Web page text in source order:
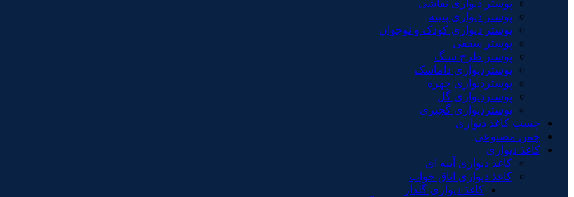
پوستر دیواری نقاشی
پوستر دیواری پتینه
پوستر دیواری کودک و نوجوان
پوستر سقفی
پوستر طرح سنگ
پوستردیواری داماسک
پوستردیواری چهره
پوستردیواری گل
پوستردیواری گچبری
چسب کاغذ دیواری
چمن مصنوعی
کاغذ دیواری
کاغذ دیواری آینه ای
کاغذ دیواری اتاق خواب
کاغذ دیواری گلدار